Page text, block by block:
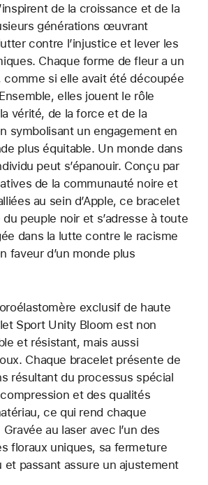
de la croissance et de la
générations œuvrant
contre l’injustice et lever les
Chaque forme de fleur a un
comme si elle avait été découpée
elles jouent le rôle
vérité, de la force et de la
symbolisant un engagement en
plus équitable. Un monde dans
peut s’épanouir. Conçu par
de la communauté noire et
au sein d’Apple, ce bracelet
du peuple noir et s’adresse à toute
dans la lutte contre le racisme
faveur d’un monde plus
exclusif de haute
Sport Unity Bloom est non
et résistant, mais aussi
Chaque bracelet présente de
résultant du processus spécial
et des qualités
ce qui rend chaque
au laser avec l’un des
floraux uniques, sa fermeture
et passant assure un ajustement